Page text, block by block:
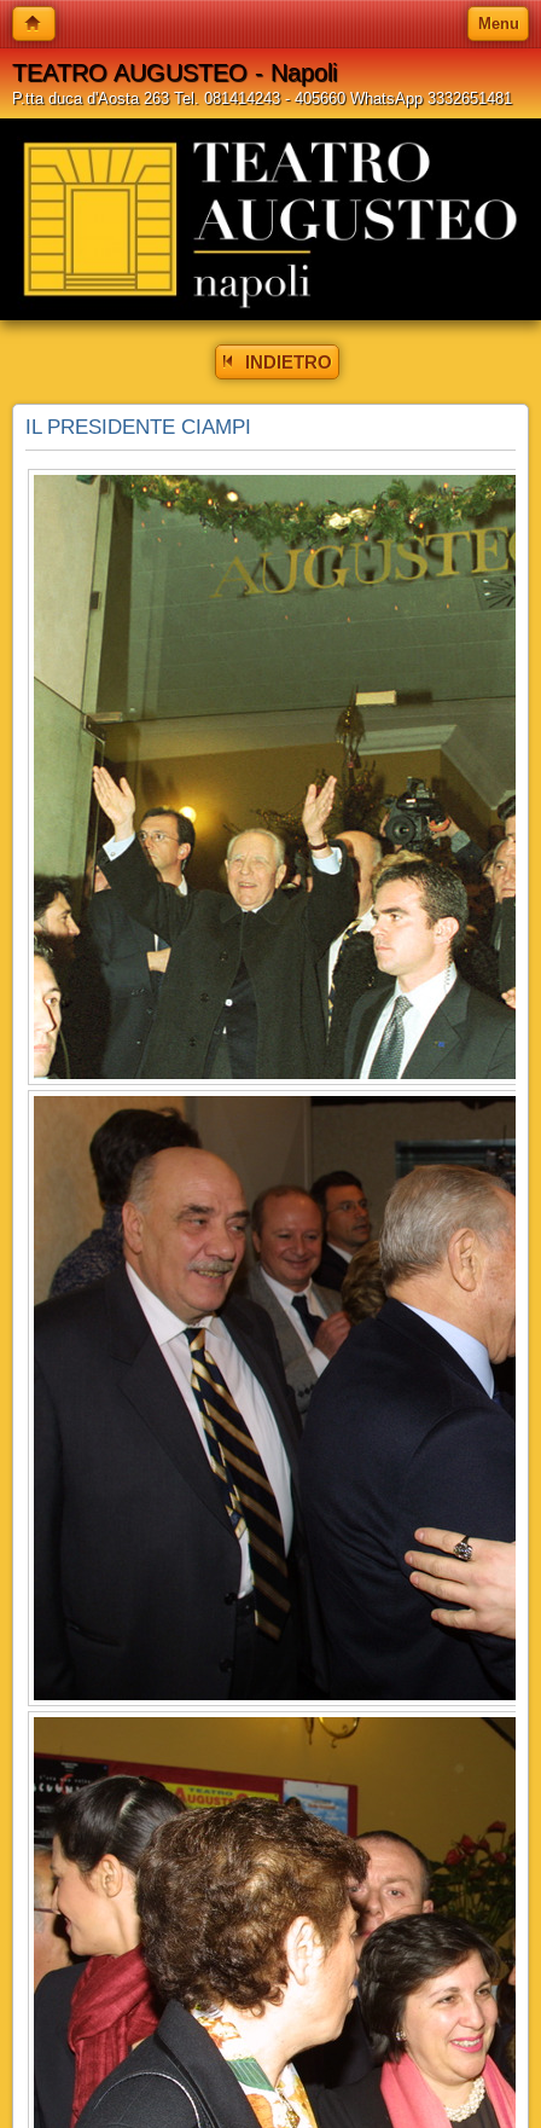
Menu
TEATRO AUGUSTEO - Napoli
P.tta duca d'Aosta 263 Tel. 081414243 - 405660 WhatsApp 3332651481
INDIETRO
IL PRESIDENTE CIAMPI